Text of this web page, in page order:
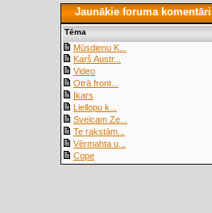
Jaunākie foruma komentāri
Tēma
Mūsdienu K...
Karš Austr...
Video
Otrā front...
Ikars
Liellopu k...
Sveicam Ze...
Te rakstām...
Vērmahta u...
Cope